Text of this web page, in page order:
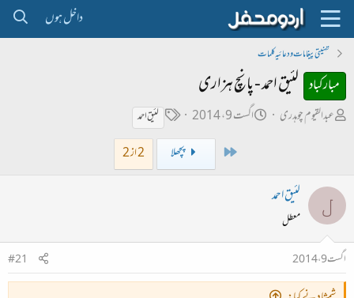
داخل ہوں
تہنیتی پیغامات و دعائیہ کلمات
مبارکباد لئیق احمد - پانچ ہزاری
ص
ب
ڑ
ی
عبدالقیوم چوہدری
ت
ب
اگست 9، 2014
ی
لئیق احمد
First پچھلا 2 از 2
ل لئیق احمد
معطل
اگست 9، 2014
#21